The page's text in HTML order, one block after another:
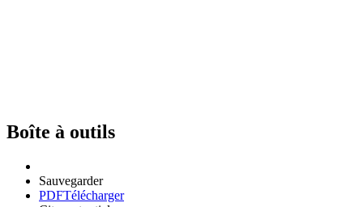
Boîte à outils
Sauvegarder
PDFTélécharger